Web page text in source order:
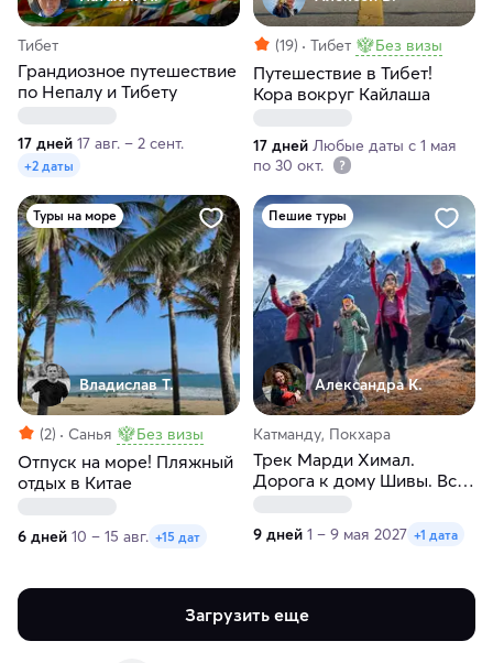
Тибет
Грандиозное путешествие
по Непалу и Тибету
17 дней 17 авг. – 2 сент.
+2 даты
(19) Тибет Без визы
Путешествие в Тибет!
Кора вокруг Кайлаша
17 дней Любые даты с 1 мая
по 30 окт.
Туры на море
Владислав Т.
(2) Санья Без визы
Отпуск на море! Пляжный
отдых в Китае
6 дней 10 – 15 авг. +15 дат
Пешие туры
Александра К.
Катманду, Покхара
Трек Марди Химал.
Дорога к дому Шивы. Все
9 дней 1 – 9 мая 2027 +1 дата
Загрузить еще